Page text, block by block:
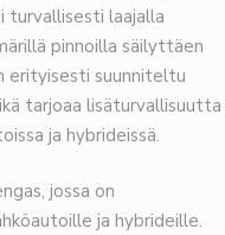
turvallisesti laajalla
pinnoilla säilyttäen
erityisesti suunniteltu
tarjoaa lisäturvallisuutta
ja hybrideissä.
jossa on
ja hybrideille.